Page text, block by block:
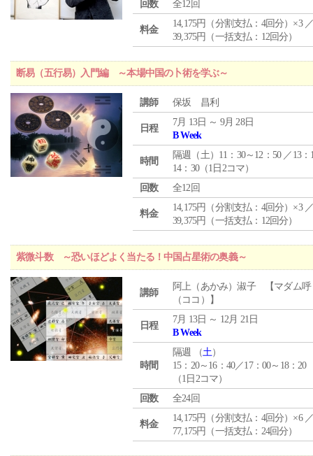
回数
全12回
料金
14,175円（分割支払：4回分）×3
39,375円（一括支払：12回分）
断易（五行易）入門編 ～本場中国の卜術を学ぶ～
講師 保坂 昌利
日程
7月 13日 ～ 9月 28日
B Week
時間
隔週（土）11：30～12：50 ／13：
14：30（1日2コマ）
回数
全12回
料金
14,175円（分割支払：4回分）×3
39,375円（一括支払：12回分）
紫微斗数 ～恐いほどよく当たる！中国占星術の奥義～
講師
阿上（あかみ）淑子 【マダム呼
（ココ）】
日程
7月 13日 ～ 12月 21日
B Week
時間
隔週 （土）
15：20～16：40／17：00～18：20
（1日2コマ）
回数
全24回
料金
14,175円（分割支払：4回分）×6
77,175円（一括支払：24回分）